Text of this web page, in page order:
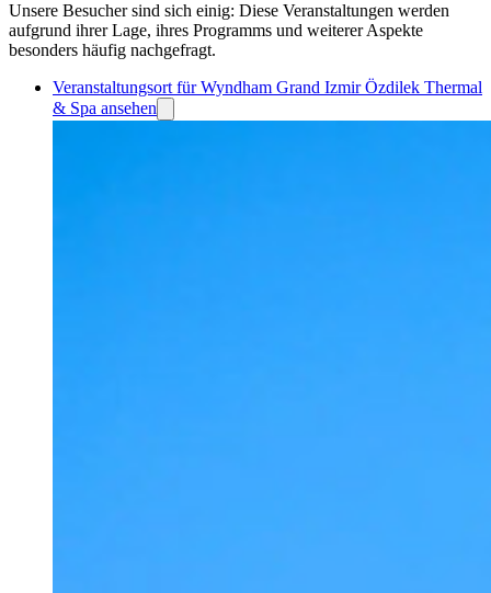
Unsere Besucher sind sich einig: Diese Veranstaltungen werden
aufgrund ihrer Lage, ihres Programms und weiterer Aspekte
besonders häufig nachgefragt.
Veranstaltungsort für Wyndham Grand Izmir Özdilek Thermal
& Spa ansehen